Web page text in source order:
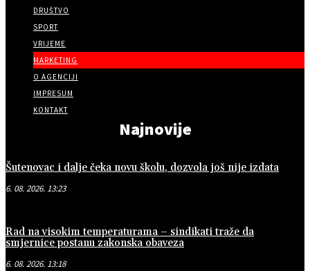
DRUŠTVO
SPORT
VRIJEME
MARKETING
O AGENCIJI
IMPRESUM
KONTAKT
Najnovije
Šutenovac i dalje čeka novu školu, dozvola još nije izdata
6. 08. 2026. 13:23
Rad na visokim temperaturama – sindikati traže da
smjernice postanu zakonska obaveza
6. 08. 2026. 13:18